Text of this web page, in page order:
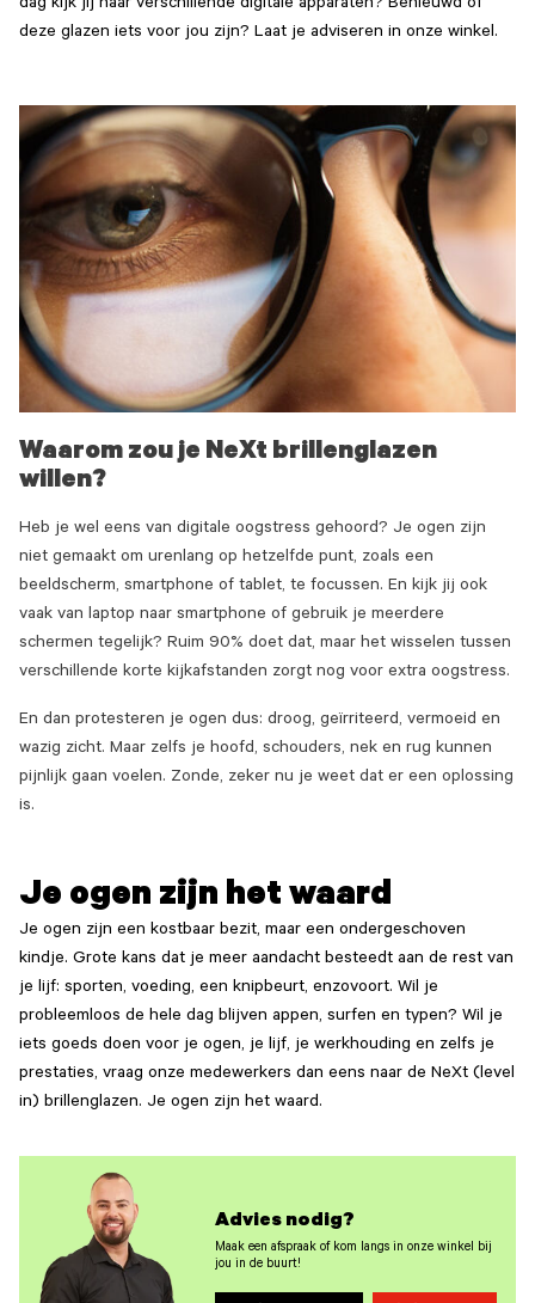
dag kijk jij naar verschillende digitale apparaten? Benieuwd of
deze glazen iets voor jou zijn? Laat je adviseren in onze winkel.
Waarom zou je NeXt brillenglazen
willen?
Heb je wel eens van digitale oogstress gehoord? Je ogen zijn
niet gemaakt om urenlang op hetzelfde punt, zoals een
beeldscherm, smartphone of tablet, te focussen. En kijk jij ook
vaak van laptop naar smartphone of gebruik je meerdere
schermen tegelijk? Ruim 90% doet dat, maar het wisselen tussen
verschillende korte kijkafstanden zorgt nog voor extra oogstress.
En dan protesteren je ogen dus: droog, geïrriteerd, vermoeid en
wazig zicht. Maar zelfs je hoofd, schouders, nek en rug kunnen
pijnlijk gaan voelen. Zonde, zeker nu je weet dat er een oplossing
is.
Je ogen zijn het waard
Je ogen zijn een kostbaar bezit, maar een ondergeschoven
kindje. Grote kans dat je meer aandacht besteedt aan de rest van
je lijf: sporten, voeding, een knipbeurt, enzovoort. Wil je
probleemloos de hele dag blijven appen, surfen en typen? Wil je
iets goeds doen voor je ogen, je lijf, je werkhouding en zelfs je
prestaties, vraag onze medewerkers dan eens naar de NeXt (level
in) brillenglazen. Je ogen zijn het waard.
Advies nodig?
Maak een afspraak of kom langs in onze winkel bij
jou in de buurt!